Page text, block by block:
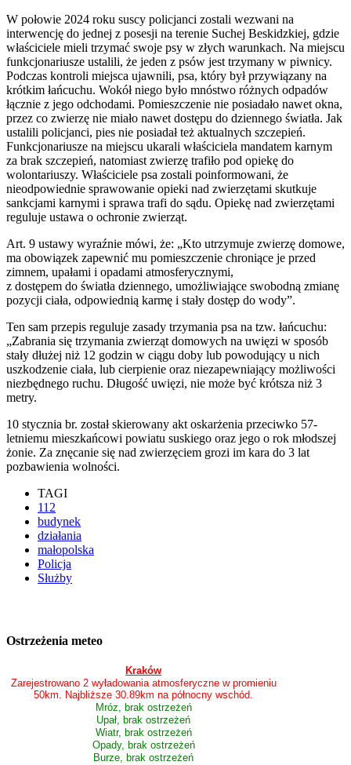
W połowie 2024 roku suscy policjanci zostali wezwani na
interwencję do jednej z posesji na terenie Suchej Beskidzkiej, gdzie
właściciele mieli trzymać swoje psy w złych warunkach. Na miejscu
funkcjonariusze ustalili, że jeden z psów jest trzymany w piwnicy.
Podczas kontroli miejsca ujawnili, psa, który był przywiązany na
krótkim łańcuchu. Wokół niego było mnóstwo różnych odpadów
łącznie z jego odchodami. Pomieszczenie nie posiadało nawet okna,
przez co zwierzę nie miało nawet dostępu do dziennego światła. Jak
ustalili policjanci, pies nie posiadał też aktualnych szczepień.
Funkcjonariusze na miejscu ukarali właściciela mandatem karnym
za brak szczepień, natomiast zwierzę trafiło pod opiekę do
wolontariuszy. Właściciele psa zostali poinformowani, że
nieodpowiednie sprawowanie opieki nad zwierzętami skutkuje
sankcjami karnymi i sprawa trafi do sądu. Opiekę nad zwierzętami
reguluje ustawa o ochronie zwierząt.
Art. 9 ustawy wyraźnie mówi, że: „Kto utrzymuje zwierzę domowe,
ma obowiązek zapewnić mu pomieszczenie chroniące je przed
zimnem, upałami i opadami atmosferycznymi,
z dostępem do światła dziennego, umożliwiające swobodną zmianę
pozycji ciała, odpowiednią karmę i stały dostęp do wody”.
Ten sam przepis reguluje zasady trzymania psa na tzw. łańcuchu:
„Zabrania się trzymania zwierząt domowych na uwięzi w sposób
stały dłużej niż 12 godzin w ciągu doby lub powodujący u nich
uszkodzenie ciała, lub cierpienie oraz niezapewniający możliwości
niezbędnego ruchu. Długość uwięzi, nie może być krótsza niż 3
metry.
10 stycznia br. został skierowany akt oskarżenia przeciwko 57-
letniemu mieszkańcowi powiatu suskiego oraz jego o rok młodszej
żonie. Za znęcanie się nad zwierzęciem grozi im kara do 3 lat
pozbawienia wolności.
TAGI
112
budynek
działania
małopolska
Policja
Służby
Ostrzeżenia meteo
Kraków
Zarejestrowano 2 wyładowania atmosferyczne w promieniu
50km. Najbliższe 30.89km na północny wschód.
Mróz, brak ostrzeżeń
Upał, brak ostrzeżeń
Wiatr, brak ostrzeżeń
Opady, brak ostrzeżeń
Burze, brak ostrzeżeń